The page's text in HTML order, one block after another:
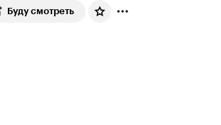
Буду смотреть